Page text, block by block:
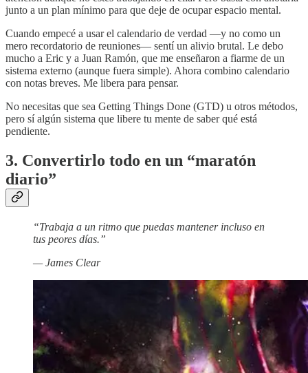
junto a un plan mínimo para que deje de ocupar espacio mental.
Cuando empecé a usar el calendario de verdad —y no como un
mero recordatorio de reuniones— sentí un alivio brutal. Le debo
mucho a Eric y a Juan Ramón, que me enseñaron a fiarme de un
sistema externo (aunque fuera simple). Ahora combino calendario
con notas breves. Me libera para pensar.
No necesitas que sea Getting Things Done (GTD) u otros métodos,
pero sí algún sistema que libere tu mente de saber qué está
pendiente.
3. Convertirlo todo en un “maratón
diario”
“Trabaja a un ritmo que puedas mantener incluso en
tus peores días.”
— James Clear